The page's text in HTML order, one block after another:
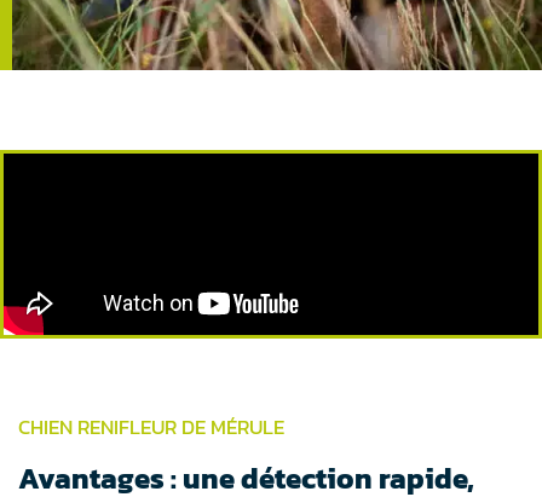
CHIEN RENIFLEUR DE MÉRULE
Avantages : une détection rapide,